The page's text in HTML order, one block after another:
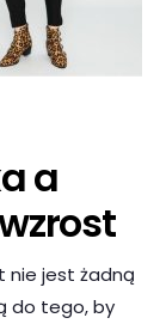
a
nie jest żadną
do tego, by